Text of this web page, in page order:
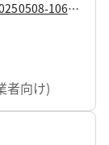
ら海外市場
貫の支援
今後のロ
ートアッ
の先行導
集します
https://www.my.metro.tokyo.lg.jp/w/119-20250508-106939453
者向け)